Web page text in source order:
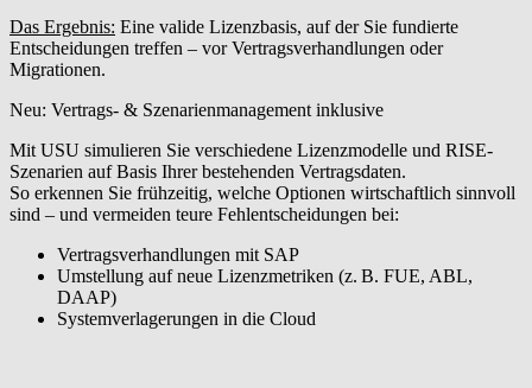
Das Ergebnis: Eine valide Lizenzbasis, auf der Sie fundierte
Entscheidungen treffen – vor Vertragsverhandlungen oder
Migrationen.
Neu: Vertrags- & Szenarienmanagement inklusive
Mit USU simulieren Sie verschiedene Lizenzmodelle und RISE-
Szenarien auf Basis Ihrer bestehenden Vertragsdaten.
So erkennen Sie frühzeitig, welche Optionen wirtschaftlich sinnvoll
sind – und vermeiden teure Fehlentscheidungen bei:
Vertragsverhandlungen mit SAP
Umstellung auf neue Lizenzmetriken (z. B. FUE, ABL,
DAAP)
Systemverlagerungen in die Cloud